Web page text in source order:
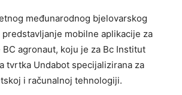
međunarodnog bjelovarskog
predstavljanje mobilne aplikacije za
agronaut, koju je za Bc Institut
tvrtka Undabot specijalizirana za
i računalnoj tehnologiji.